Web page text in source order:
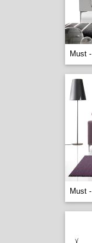
Must -
Must -